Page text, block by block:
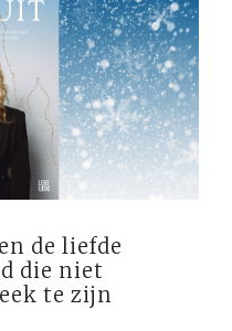
de liefde
die niet
te zijn